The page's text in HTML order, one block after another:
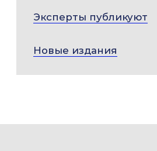
Эксперты публикуют
Новые издания